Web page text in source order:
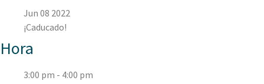
Jun 08 2022
¡Caducado!
Hora
3:00 pm - 4:00 pm